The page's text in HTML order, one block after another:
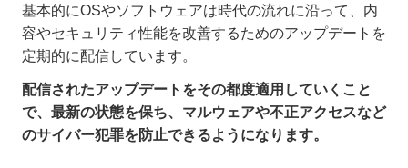
基本的にOSやソフトウェアは時代の流れに沿って、内
容やセキュリティ性能を改善するためのアップデートを
定期的に配信しています。
配信されたアップデートをその都度適用していくこと
で、最新の状態を保ち、マルウェアや不正アクセスなど
のサイバー犯罪を防止できるようになります。